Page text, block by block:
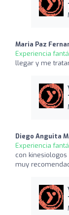
Maria Paz
Experiencia
llegar y me
Diego Anguita
Experiencia
con
muy